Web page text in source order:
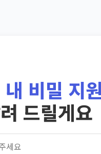
내 비밀 지
드릴게요